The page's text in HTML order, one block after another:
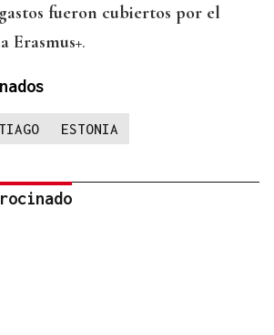
fueron cubiertos por el
Erasmus+.
ESTONIA